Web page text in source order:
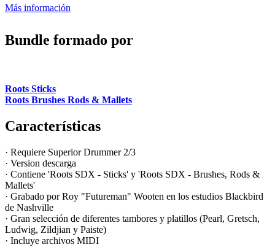
Más información
Bundle formado por
Roots Sticks
Roots Brushes Rods & Mallets
Características
· Requiere Superior Drummer 2/3
· Version descarga
· Contiene 'Roots SDX - Sticks' y 'Roots SDX - Brushes, Rods &
Mallets'
· Grabado por Roy "Futureman" Wooten en los estudios Blackbird
de Nashville
· Gran selección de diferentes tambores y platillos (Pearl, Gretsch,
Ludwig, Zildjian y Paiste)
· Incluye archivos MIDI